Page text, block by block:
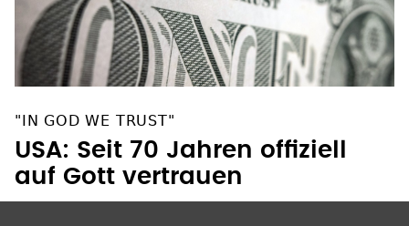
"IN GOD WE TRUST"
USA: Seit 70 Jahren offiziell
auf Gott vertrauen